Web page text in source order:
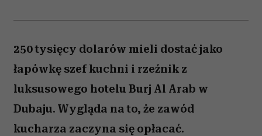
250 tysięcy dolarów mieli dostać jako
łapówkę szef kuchni i rzeźnik z
luksusowego hotelu Burj Al Arab w
Dubaju. Wygląda na to, że zawód
kucharza zaczyna się opłacać.